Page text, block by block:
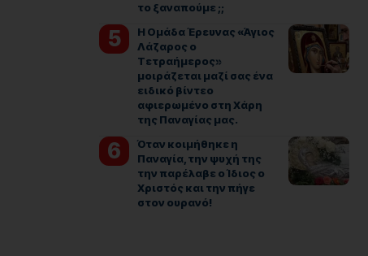
το ξαναπούμε ;;
Η Ομάδα Έρευνας «Άγιος
Λάζαρος ο
Τετραήμερος»
μοιράζεται μαζί σας ένα
ειδικό βίντεο
αφιερωμένο στη Χάρη
της Παναγίας μας.
Όταν κοιμήθηκε η
Παναγία, την ψυχή της
την παρέλαβε ο Ίδιος ο
Χριστός και την πήγε
στον ουρανό!